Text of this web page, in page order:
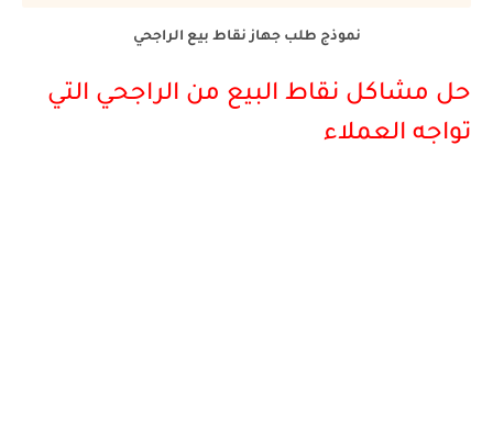
نموذج طلب جهاز نقاط بيع الراجحي
حل مشاكل نقاط البيع من الراجحي التي
تواجه العملاء